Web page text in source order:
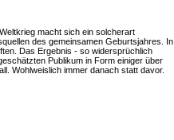
macht sich ein solcherart
des gemeinsamen Geburtsjahres. In
Das Ergebnis - so widersprüchlich
Publikum in Form einiger über
Wohlweislich immer danach statt davor.